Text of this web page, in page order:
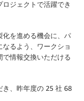
ジェクトで活躍でき
化を進める機会に、パ
るよう、ワークショ
情報交換いただける
き、昨年度の 25 社 68